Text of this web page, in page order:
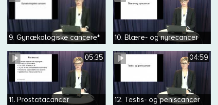
9. Gynækologiske cancere* 10. Blære- og nyrecancer
05:35
11. Prostatacancer
04:59
12. Testis- og peniscancer